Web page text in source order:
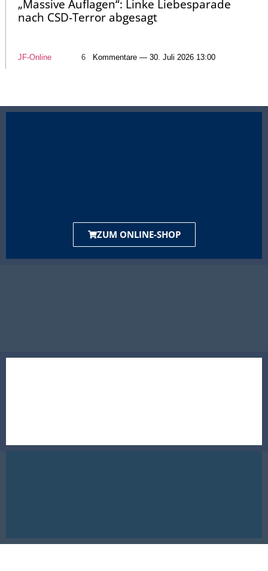
„Massive Auflagen“: Linke Liebesparade
nach CSD-Terror abgesagt
JF-Online 6 Kommentare — 30. Juli 2026 13:00
ZUM ONLINE-SHOP